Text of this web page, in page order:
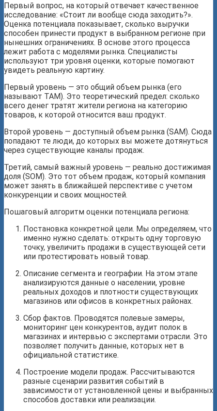
Первый вопрос, на который отвечает качественное
исследование: «Стоит ли вообще сюда заходить?».
Оценка потенциала показывает, сколько выручки
способен принести продукт в выбранном регионе при
нынешних ограничениях. В основе этого процесса
лежит работа с моделями рынка. Специалисты
используют три уровня оценки, которые помогают
увидеть реальную картину.
Первый уровень — это общий объем рынка (его
называют ТАМ). Это теоретический предел: сколько
всего денег тратят жители региона на категорию
товаров, к которой относится ваш продукт.
Второй уровень — доступный объем рынка (SAM). Сюда
попадают те люди, до которых вы можете дотянуться
через существующие каналы продаж.
Третий, самый важный уровень — реально достижимая
доля (SOM). Это тот объем продаж, который компания
может занять в ближайшей перспективе с учетом
конкуренции и своих мощностей.
Пошаговый алгоритм оценки потенциала региона:
Постановка конкретной цели. Мы определяем, что
именно нужно сделать: открыть одну торговую
точку, увеличить продажи в существующей сети
или протестировать новый товар.
Описание сегмента и географии. На этом этапе
анализируются данные о населении, уровне
реальных доходов и плотности существующих
магазинов или офисов в конкретных районах.
Сбор фактов. Проводятся полевые замеры,
мониторинг цен конкурентов, аудит полок в
магазинах и интервью с экспертами отрасли. Это
позволяет получить данные, которых нет в
официальной статистике.
Построение модели продаж. Рассчитываются
разные сценарии развития событий в
зависимости от установленной цены и выбранных
способов доставки или реализации.